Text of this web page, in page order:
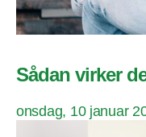
Sådan virker
onsdag, 10 januar